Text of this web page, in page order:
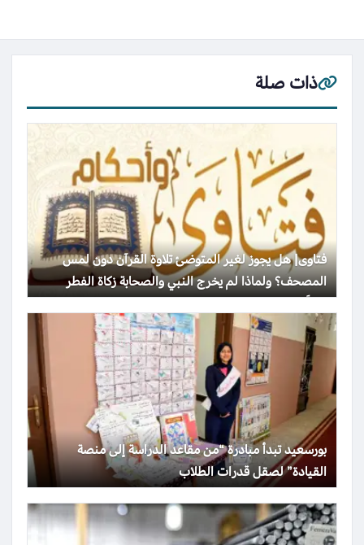
ذات صلة
فتاوى| هل يجوز لغير المتوضئ تلاوة القرآن دون لمس
المصحف؟ ولماذا لم يخرج النبي والصحابة زكاة الفطر
نقداً؟
بورسعيد تبدأ مبادرة “من مقاعد الدراسة إلى منصة
القيادة” لصقل قدرات الطلاب